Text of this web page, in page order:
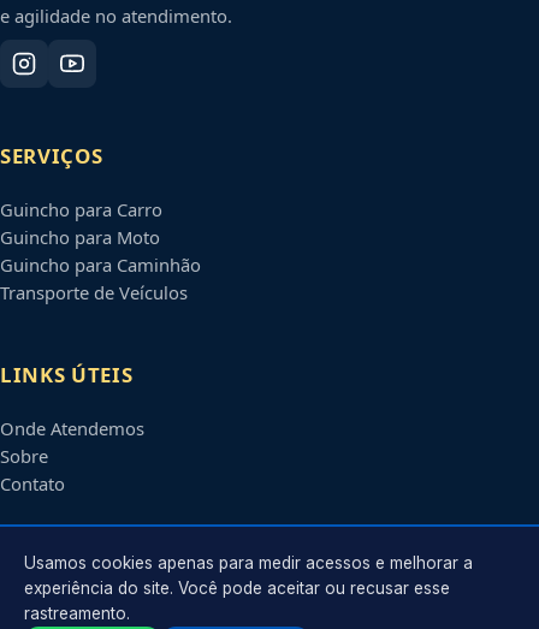
e agilidade no atendimento.
SERVIÇOS
Guincho para Carro
Guincho para Moto
Guincho para Caminhão
Transporte de Veículos
LINKS ÚTEIS
Onde Atendemos
Sobre
Contato
CONTATO
Atendimento em
Usamos cookies apenas para medir acessos e melhorar a
experiência do site. Você pode aceitar ou recusar esse
rastreamento.